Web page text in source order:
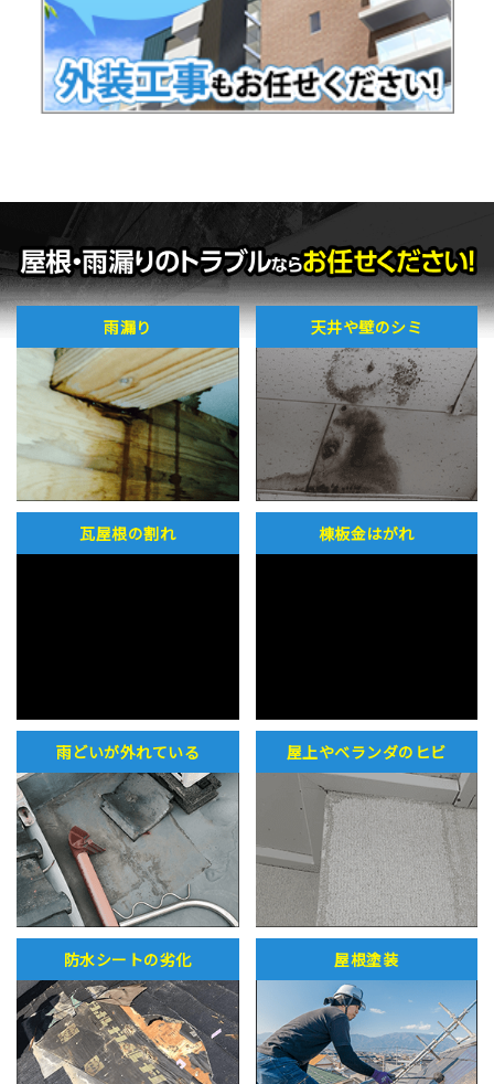
屋根塗装・外壁塗装
雨どい工事（修理・交換）
屋上・ベランダ防水工事
屋根板金工事
サイディング張り替え
シーリング工事（オートンイクシード）
その他リフォーム
ビル・マンションの防水工事
施工事例
葛飾区K様邸にて雨漏り破損による内装
復旧工事
東京都世田谷区で屋根塗装工事